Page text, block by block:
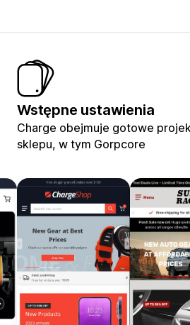
Wstępne ustawienia
Charge obejmuje gotowe
sklepu, w tym Gorpcore